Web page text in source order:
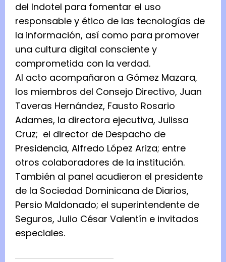
del Indotel para fomentar el uso
responsable y ético de las tecnologías de
la información, así como para promover
una cultura digital consciente y
comprometida con la verdad.
Al acto acompañaron a Gómez Mazara,
los miembros del Consejo Directivo, Juan
Taveras Hernández, Fausto Rosario
Adames, la directora ejecutiva, Julissa
Cruz; el director de Despacho de
Presidencia, Alfredo López Ariza; entre
otros colaboradores de la institución.
También al panel acudieron el presidente
de la Sociedad Dominicana de Diarios,
Persio Maldonado; el superintendente de
Seguros, Julio César Valentín e invitados
especiales.